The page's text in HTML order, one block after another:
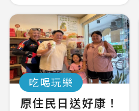
吃喝玩樂
原住民日送好康！